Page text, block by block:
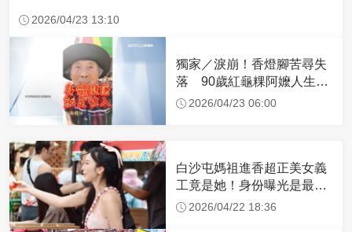
2026/04/23 13:10
獨家／淚崩！香燈腳苦尋失
落 90歲紅龜粿阿嬤人生謝
幕2026/04/23 06:00
白沙屯媽祖進香超正美女義
工竟是她！身份曝光是最美
禮生 一輩子不結婚
2026/04/22 18:36